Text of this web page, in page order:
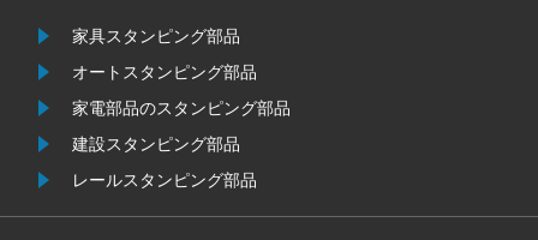
す。
家具スタンピング部品
オートスタンピング部品
家電部品のスタンピング部品
建設スタンピング部品
レールスタンピング部品